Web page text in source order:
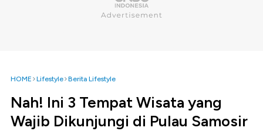
HOME Lifestyle Berita Lifestyle
Nah! Ini 3 Tempat Wisata yang
Wajib Dikunjungi di Pulau Samosir